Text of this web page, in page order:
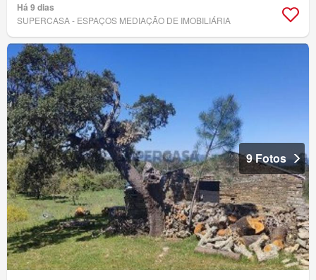
Há 9 dias
SUPERCASA - ESPAÇOS MEDIAÇÃO DE IMOBILIÁRIA
9 Fotos